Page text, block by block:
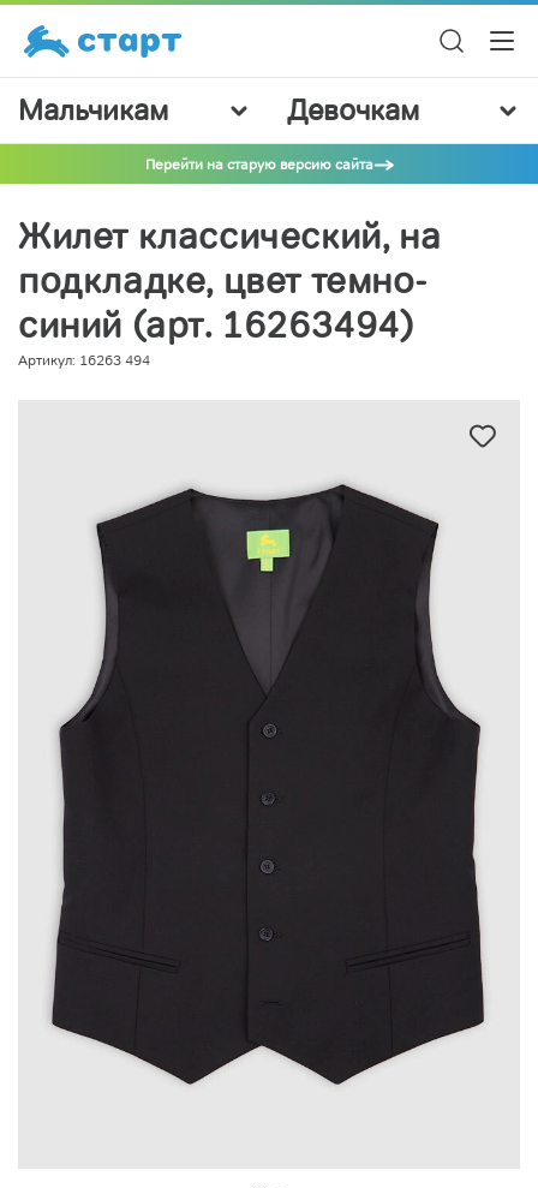
Мальчикам Девочкам
Перейти на старую версию сайта
Жилет классический, на
подкладке, цвет темно-
синий (арт. 16263494)
Артикул: 16263 494